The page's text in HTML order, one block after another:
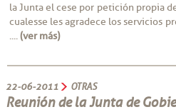
la Junta el cese por petición propia
cuales se les agradece los servicios
....(ver más)
22-06-2011 OTRAS
Reunión de la Junta de